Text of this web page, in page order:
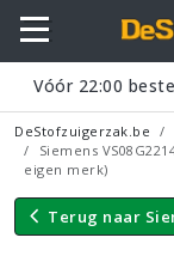
Vóór 22:00
DeStofzuigerzak.be
Siemens
eigen merk)
Terug naar